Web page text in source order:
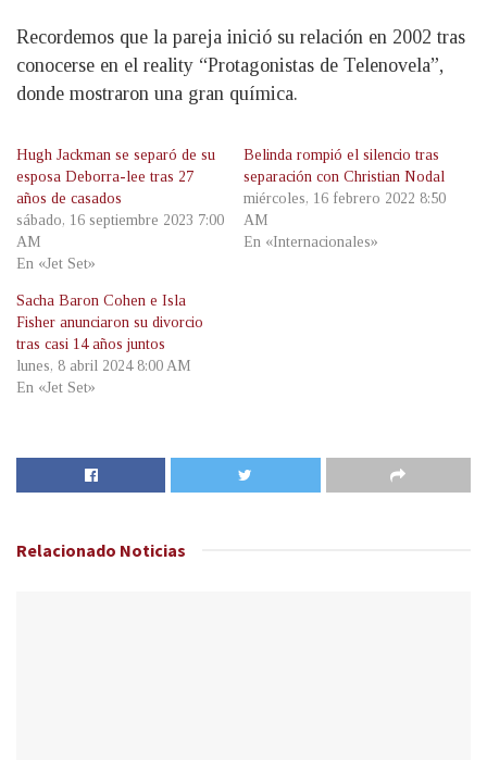
Recordemos que la pareja inició su relación en 2002 tras
conocerse en el reality “Protagonistas de Telenovela”,
donde mostraron una gran química.
Hugh Jackman se separó de su
esposa Deborra-lee tras 27
años de casados
sábado, 16 septiembre 2023 7:00
AM
En «Jet Set»
Belinda rompió el silencio tras
separación con Christian Nodal
miércoles, 16 febrero 2022 8:50
AM
En «Internacionales»
Sacha Baron Cohen e Isla
Fisher anunciaron su divorcio
tras casi 14 años juntos
lunes, 8 abril 2024 8:00 AM
En «Jet Set»
Relacionado Noticias